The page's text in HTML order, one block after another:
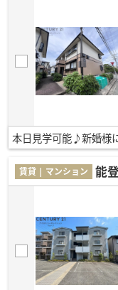
本日見学可能♪新婚様
賃貸 | マンション 能